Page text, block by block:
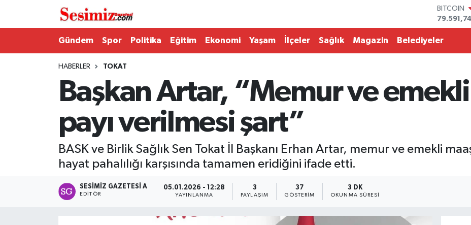
DOLAR
45,43620
EURO
53,38690
BİST100
Gündem Spor Politika Eğitim Ekonomi Yaşam İlçeler Sağlık Magazin Belediyeler
HABERLER TOKAT
Başkan Artar, “Memur ve
payı verilmesi şart”
BASK ve Birlik Sağlık Sen Tokat İl Başkanı Erhan Artar, memur ve emekli
hayat pahalılığı karşısında tamamen eridiğini ifade etti.
SESIMIZ GAZETESI A
EDITÖR
05.01.2026 - 12:28
YAYINLANMA
3
PAYLAŞIM
37
GÖSTERIM
3 DK
OKUNMA SÜRESI
Magazin
Politika
Nöbetçi Eczaneler
Hava Durumu
Namaz Vakitleri
Trafik Durumu
Tüm Manşetler
Son Dakika Haberleri